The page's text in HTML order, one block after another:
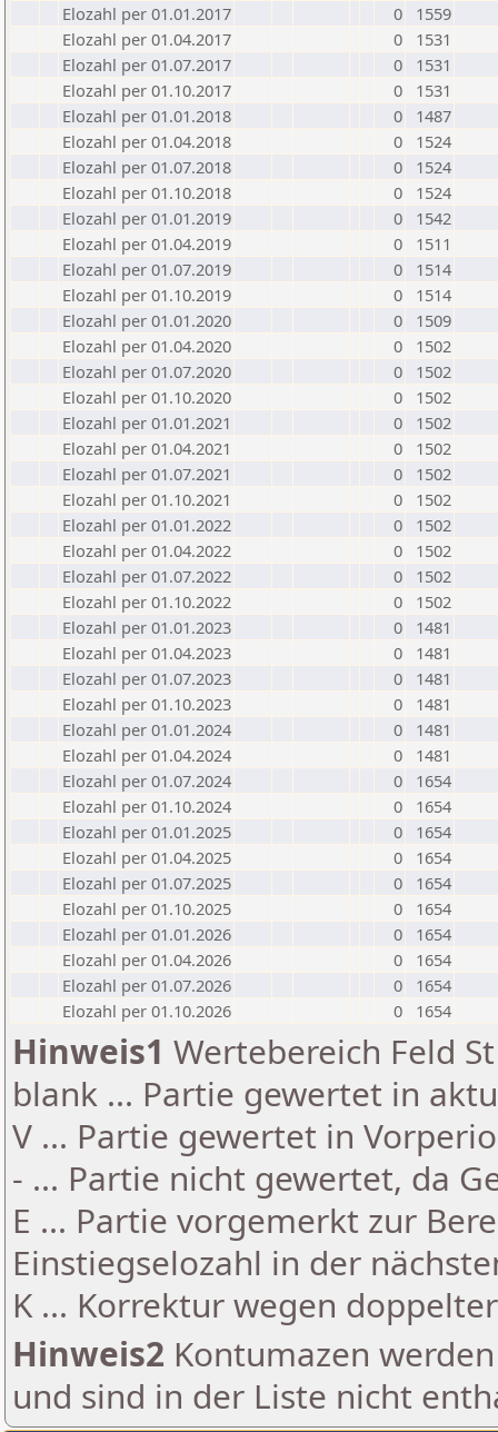
Elozahl per 01.01.2017
0
1559
Elozahl per 01.04.2017
0
1531
Elozahl per 01.07.2017
0
1531
Elozahl per 01.10.2017
0
1531
Elozahl per 01.01.2018
0
1487
Elozahl per 01.04.2018
0
1524
Elozahl per 01.07.2018
0
1524
Elozahl per 01.10.2018
0
1524
Elozahl per 01.01.2019
0
1542
Elozahl per 01.04.2019
0
1511
Elozahl per 01.07.2019
0
1514
Elozahl per 01.10.2019
0
1514
Elozahl per 01.01.2020
0
1509
Elozahl per 01.04.2020
0
1502
Elozahl per 01.07.2020
0
1502
Elozahl per 01.10.2020
0
1502
Elozahl per 01.01.2021
0
1502
Elozahl per 01.04.2021
0
1502
Elozahl per 01.07.2021
0
1502
Elozahl per 01.10.2021
0
1502
Elozahl per 01.01.2022
0
1502
Elozahl per 01.04.2022
0
1502
Elozahl per 01.07.2022
0
1502
Elozahl per 01.10.2022
0
1502
Elozahl per 01.01.2023
0
1481
Elozahl per 01.04.2023
0
1481
Elozahl per 01.07.2023
0
1481
Elozahl per 01.10.2023
0
1481
Elozahl per 01.01.2024
0
1481
Elozahl per 01.04.2024
0
1481
Elozahl per 01.07.2024
0
1654
Elozahl per 01.10.2024
0
1654
Elozahl per 01.01.2025
0
1654
Elozahl per 01.04.2025
0
1654
Elozahl per 01.07.2025
0
1654
Elozahl per 01.10.2025
0
1654
Elozahl per 01.01.2026
0
1654
Elozahl per 01.04.2026
0
1654
Elozahl per 01.07.2026
0
1654
Elozahl per 01.10.2026
0 1654
Hinweis1 Wertebereich Feld
blank ... Partie gewertet in
V ... Partie gewertet in
- ... Partie nicht gewertet, da
E ... Partie vorgemerkt zur
Einstiegselozahl in der
K ... Korrektur wegen
Hinweis2 Kontumazen
und sind in der Liste nicht